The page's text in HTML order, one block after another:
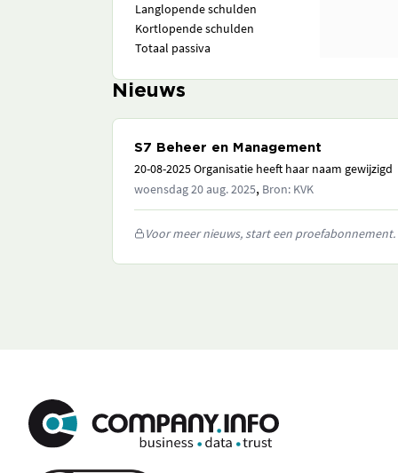
Langlopende schulden
Kortlopende schulden
Totaal passiva
Nieuws
S7 Beheer en Management
20-08-2025 Organisatie heeft haar naam gewijzigd
woensdag 20 aug. 2025, Bron: KVK
Voor meer nieuws, start een proefabonnement.